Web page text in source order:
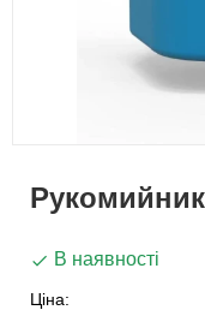
В наявності
Ціна: